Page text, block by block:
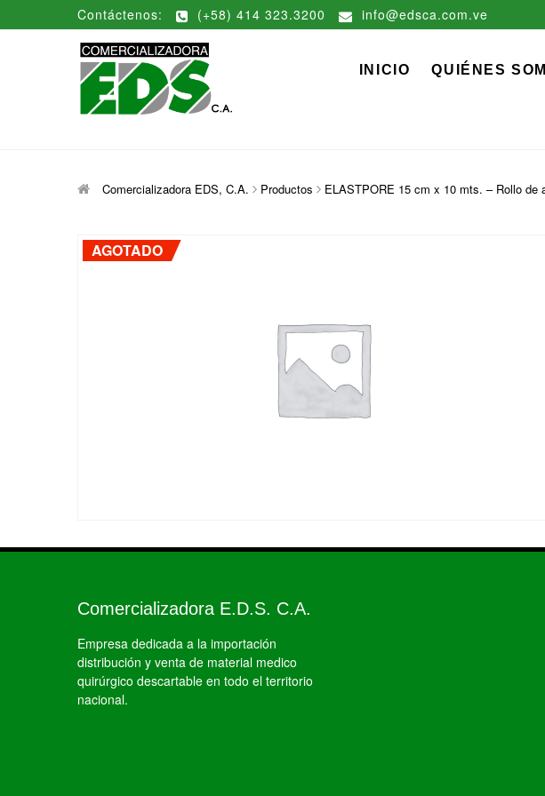
Contáctenos: (+58) 414 323.3200 info@edsca.com.ve
Comercializadora
INICIO QUIÉNES
Comercializadora EDS, C.A. Productos ELASTPORE 15 cm x 10 mts. – Rollo de
AGOTADO
Comercializadora E.D.S. C.A.
Empresa dedicada a la importación
distribución y venta de material medico
quirúrgico descartable en todo el territorio
nacional.